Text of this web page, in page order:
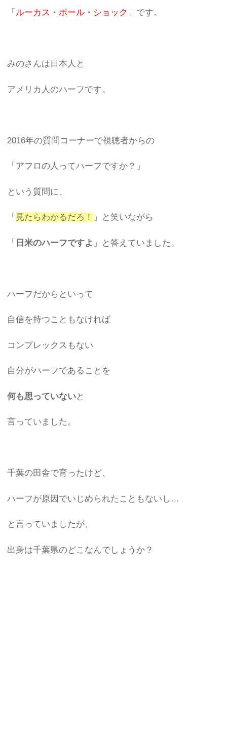
「 ルーカス・ポール・ショック 」です。
みのさんは日本人と
アメリカ人のハーフです。
2016年の質問コーナーで視聴者からの
「アフロの人ってハーフですか？」
という質問に、
「 見たらわかるだろ！ 」と笑いながら
「 日米のハーフですよ 」と答えていました。
ハーフだからといって
自信を持つこともなければ
コンプレックスもない
自分がハーフであることを
何も思っていないと
言っていました。
千葉の田舎で育ったけど、
ハーフが原因でいじめられたこともないし…
と言っていましたが、
出身は千葉県のどこなんでしょうか？